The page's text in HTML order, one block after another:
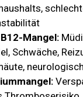
Mangel:
Schwäche,